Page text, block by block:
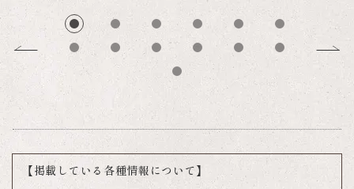
【掲載している各種情報について】